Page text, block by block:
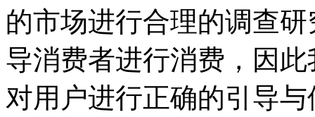
的市场进行合理的调查
导消费者进行消费，因
对用户进行正确的引导